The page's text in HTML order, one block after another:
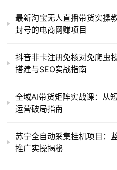
最新淘宝无人直播带货实操
封号的电商网赚项目
抖音非卡注册免核对免爬虫
搭建与SEO实战指南
全域AI带货矩阵实战课：从
运营破局指南
苏宁全自动采集挂机项目：
推广实操揭秘